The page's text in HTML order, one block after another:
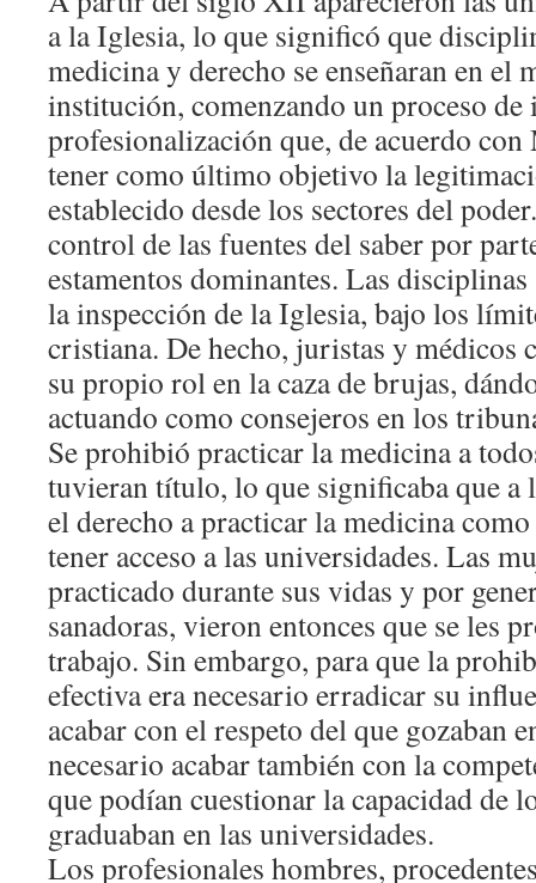
a la Iglesia, lo que significó que
medicina y derecho se enseñaran en el
institución, comenzando un proceso
profesionalización que, de acuerdo
tener como último objetivo la
establecido desde los sectores del
control de las fuentes del saber por
estamentos dominantes. Las
la inspección de la Iglesia, bajo los
cristiana. De hecho, juristas y médicos
su propio rol en la caza de brujas,
actuando como consejeros en los
Se prohibió practicar la medicina a
tuvieran título, lo que significaba que a
el derecho a practicar la medicina
tener acceso a las universidades. Las
practicado durante sus vidas y por
sanadoras, vieron entonces que se les
trabajo. Sin embargo, para que la
efectiva era necesario erradicar su
acabar con el respeto del que gozaban
necesario acabar también con la
que podían cuestionar la capacidad de
graduaban en las universidades.
Los profesionales hombres,